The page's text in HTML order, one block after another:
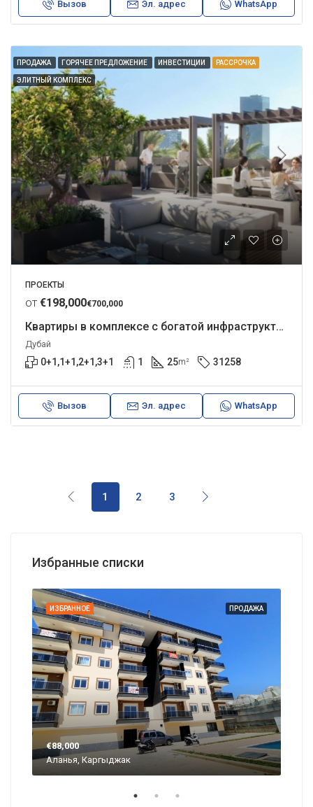
Вызов Эл. адрес WhatsApp
ПРОДАЖА ГОРЯЧЕЕ ПРЕДЛОЖЕНИЕ ИНВЕСТИЦИИ РАССРОЧКА
ЭЛИТНЫЙ КОМПЛЕКС
ПРОЕКТЫ
от €198,000€700,000
Квартиры в комплексе с богатой инфраструктурой в Дубае. Рассрочка до 2030 года.
Дубай
0+1,1+1,2+1,3+1 1 25m² 31258
Вызов Эл. адрес WhatsApp
1 2 3
Избранные списки
ПРОДАЖА
ИЗБРАННОЕ
€88,000
Аланья, Каргыджак